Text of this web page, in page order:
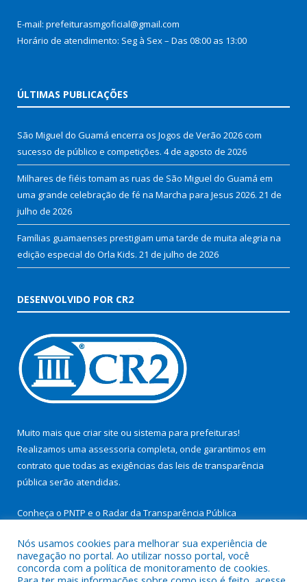
E-mail: prefeiturasmgoficial@gmail.com
Horário de atendimento: Seg à Sex – Das 08:00 as 13:00
ÚLTIMAS PUBLICAÇÕES
São Miguel do Guamá encerra os Jogos de Verão 2026 com
sucesso de público e competições. 4 de agosto de 2026
Milhares de fiéis tomam as ruas de São Miguel do Guamá em
uma grande celebração de fé na Marcha para Jesus 2026. 21 de
julho de 2026
Famílias guamaenses prestigiam uma tarde de muita alegria na
edição especial do Orla Kids. 21 de julho de 2026
DESENVOLVIDO POR CR2
Muito mais que criar site ou sistema para prefeituras!
Realizamos uma assessoria completa, onde garantimos em
contrato que todas as exigências das leis de transparência
pública serão atendidas.
Conheça o PNTP e o Radar da Transparência Pública
Nós usamos cookies para melhorar sua experiência de
navegação no portal. Ao utilizar nosso portal, você
concorda com a política de monitoramento de cookies.